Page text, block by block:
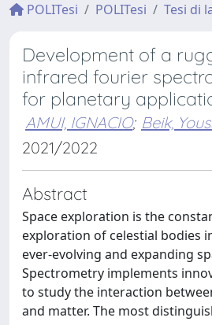
POLITesi POLITesi Tesi di
Development of a
infrared fourier
for planetary
AMUI, IGNACIO; Beik,
2021/2022
Abstract
Space exploration is the
exploration of celestial bodies
ever-evolving and expanding
Spectrometry implements
to study the interaction
and matter. The most